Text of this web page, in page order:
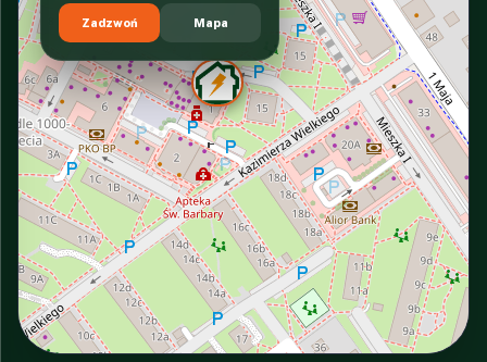
Zadzwoń Mapa
INTERACTIVE VIEW